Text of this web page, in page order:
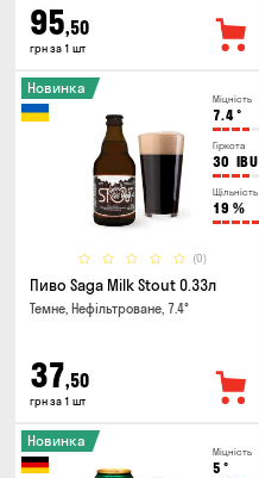
95,50
грн за 1 шт
Міцність
7.4°
Гіркота
30 IBU
Щільність
19 %
(0)
Новинка
Пиво Saga Milk Stout 0.33л
Темне, Нефільтроване, 7.4°
37,50
грн за 1 шт
Міцність
5 °
Новинка